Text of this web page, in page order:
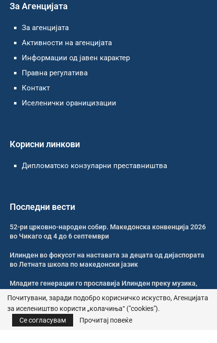
За Агенцијата
За агенцијата
Активности на агенцијата
Информации од јавен карактер
Правна регулатива
Контакт
Иселенички ораницизации
Корисни линкови
Дипломатско конзуларни преставништва
Последни вести
52-ри црковно-народен собир. Македонска конвенција 2026
во Чикаго од 4 до 6 септември
Илинден во фокусот на наставата за децата од дијаспората
во Летната школа по македонски јазик
Младите генерации го прославија Илинден преку музика,
Свечено и молитвено одбележан Илинден во Џилонг
Почитувани, заради подобро корисничко искуство, Агенцијата
за иселеништво користи „колачиња“ ("cookies").
Се согласувам
Прочитај повеќе